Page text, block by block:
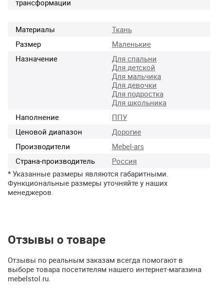
трансформации
Материалы
Ткань
Размер
Маленькие
Назначение
Для спальни
Для детской
Для мальчика
Для девочки
Для подростка
Для школьника
Наполнение
ППУ
Ценовой диапазон
Дорогие
Производители
Mebel-ars
Страна-производитель
Россия
* Указанные размеры являются габаритными.
Функциональные размеры уточняйте у наших
менеджеров.
Отзывы о товаре
Отзывы по реальным заказам всегда помогают в
выборе товара посетителям нашего интернет-магазина
mebelstol.ru.